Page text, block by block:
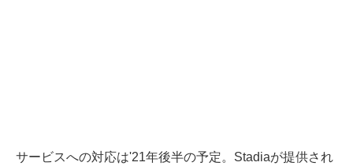
サービスへの対応は'21年後半の予定。Stadiaが提供され